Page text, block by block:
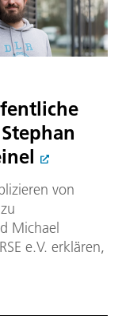
von
Michael
e.V. erklären,